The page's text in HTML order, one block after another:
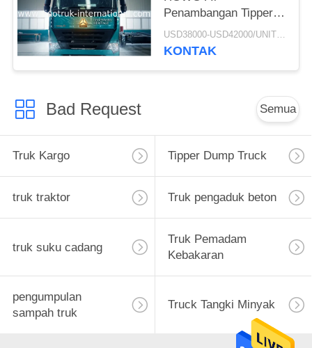
Penambangan Tipper
Dump Truck
ZZ3257M3847N1 A7-P
USD38000-USD42000/UNIT)negotiation MOQ:1 unit
KONTAK
Bad Request Semua
Truk Kargo Tipper Dump Truck
truk traktor Truk pengaduk beton
truk suku cadang
Truk Pemadam
Kebakaran
pengumpulan
sampah truk
Truck Tangki Minyak